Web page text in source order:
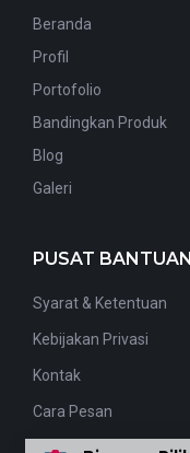
Beranda
Profil
Portofolio
Bandingkan Produk
Blog
Galeri
PUSAT BANTUAN
Syarat & Ketentuan
Kebijakan Privasi
Kontak
Cara Pesan